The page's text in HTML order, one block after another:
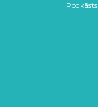
Podkāsts